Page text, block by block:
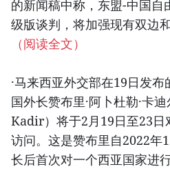
的新闻稿中称，东盟-中国自
级版谈判，将加强现有双边
（阅读全文）
·马来西亚外交部在19日发
国外长赞布里·阿卜杜勒·卡
Kadir）将于2月19日至23日
访问。这是赞布里自2022年
长后首次对一个西亚国家进行